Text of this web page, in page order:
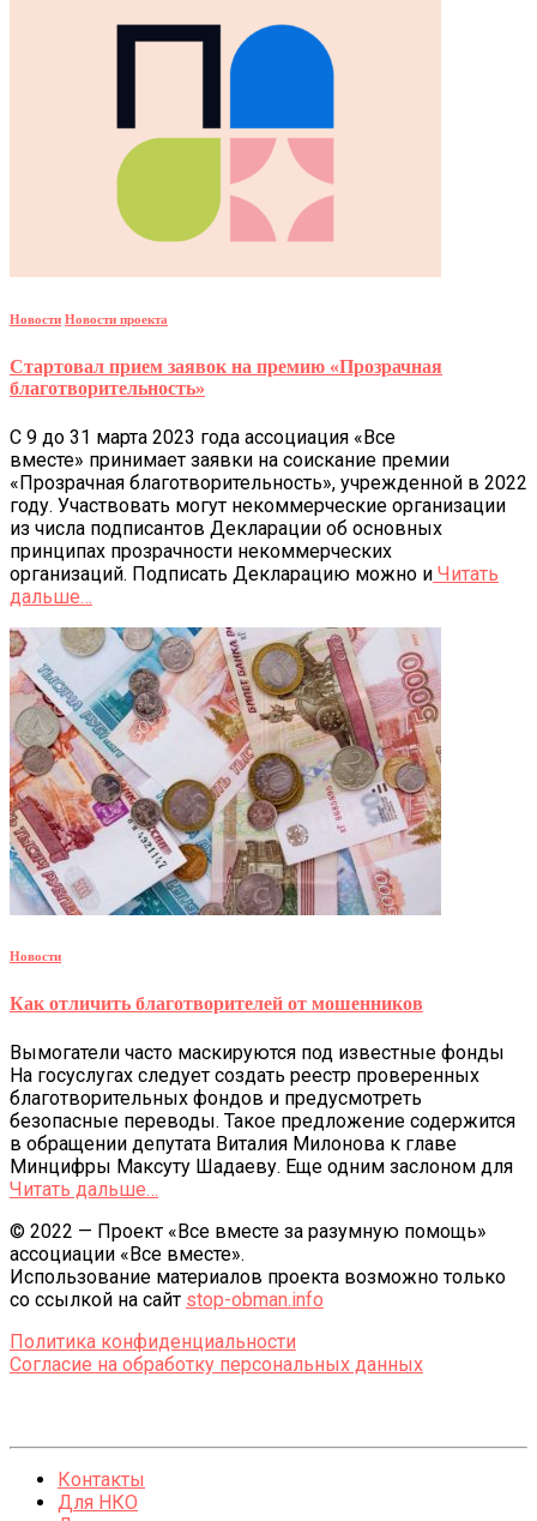
Новости Новости проекта
Стартовал прием заявок на премию «Прозрачная
благотворительность»
С 9 до 31 марта 2023 года ассоциация «Все
вместе» принимает заявки на соискание премии
«Прозрачная благотворительность», учрежденной в 2022
году. Участвовать могут некоммерческие организации
из числа подписантов Декларации об основных
принципах прозрачности некоммерческих
организаций. Подписать Декларацию можно и Читать
дальше…
Новости
Как отличить благотворителей от мошенников
Вымогатели часто маскируются под известные фонды
На госуслугах следует создать реестр проверенных
благотворительных фондов и предусмотреть
безопасные переводы. Такое предложение содержится
в обращении депутата Виталия Милонова к главе
Минцифры Максуту Шадаеву. Еще одним заслоном для
Читать дальше…
© 2022 — Проект «Все вместе за разумную помощь»
ассоциации «Все вместе».
Использование материалов проекта возможно только
со ссылкой на сайт stop-obman.info
Политика конфиденциальности
Согласие на обработку персональных данных
Контакты
Для НКО